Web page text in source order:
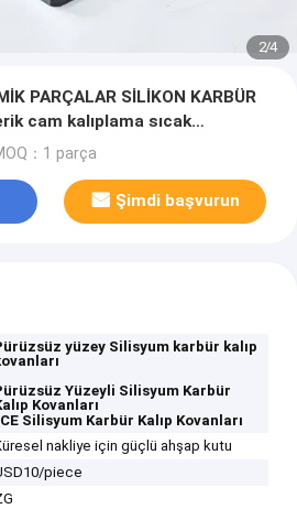
2/4
PARÇALAR SİLİKON KARBÜR
cam kalıplama sıcak
kovanı)
：1 parça
Şimdi başvurun
yüzey Silisyum karbür kalıp
Yüzeyli Silisyum Karbür
Kovanları
CE Silisyum Karbür Kalıp Kovanları
nakliye için güçlü ahşap kutu
piece